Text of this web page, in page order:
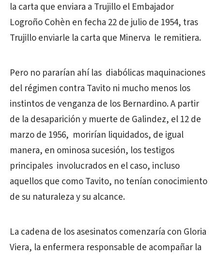
la carta que enviara a Trujillo el Embajador
Logroño Cohèn en fecha 22 de julio de 1954, tras
Trujillo enviarle la carta que Minerva le remitiera.
Pero no pararían ahí las diabólicas maquinaciones
del régimen contra Tavito ni mucho menos los
instintos de venganza de los Bernardino. A partir
de la desaparición y muerte de Galindez, el 12 de
marzo de 1956, morirían liquidados, de igual
manera, en ominosa sucesión, los testigos
principales involucrados en el caso, incluso
aquellos que como Tavito, no tenían conocimiento
de su naturaleza y su alcance.
La cadena de los asesinatos comenzaría con Gloria
Viera, la enfermera responsable de acompañar la